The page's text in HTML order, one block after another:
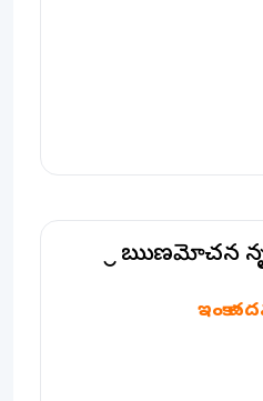
శ్రీ ఋణమోచన
శ్రీ ఋణమోచన
ఇంకా